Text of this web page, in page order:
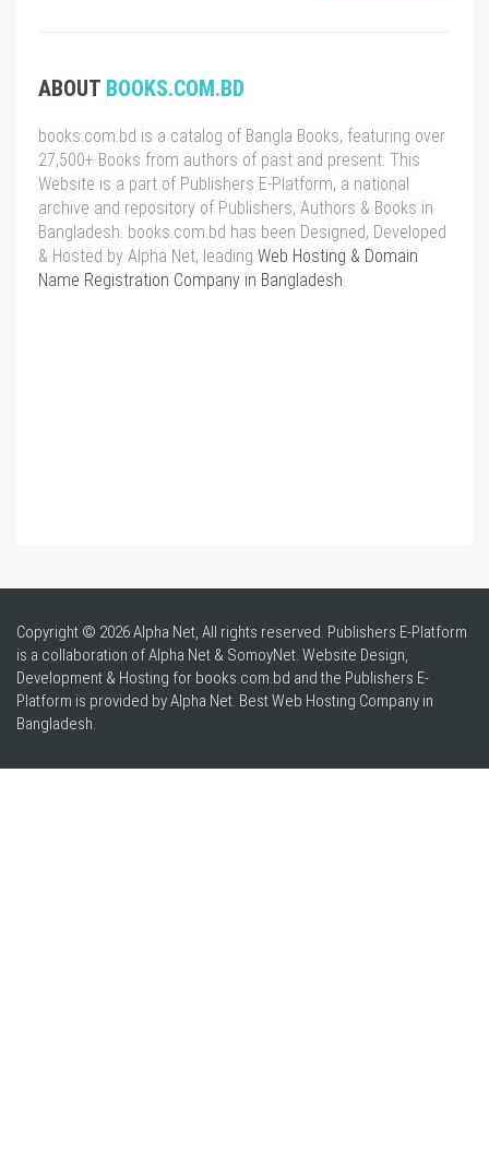
ABOUT BOOKS.COM.BD
books.com.bd is a catalog of Bangla Books, featuring over
27,500+ Books from authors of past and present. This
Website is a part of Publishers E-Platform, a national
archive and repository of Publishers, Authors & Books in
Bangladesh. books.com.bd has been Designed, Developed
& Hosted by Alpha Net, leading Web Hosting & Domain
Name Registration Company in Bangladesh
Copyright © 2026 Alpha Net, All rights reserved. Publishers E-Platform
is a collaboration of Alpha Net & SomoyNet. Website Design,
Development & Hosting for books.com.bd and the Publishers E-
Platform is provided by Alpha Net. BestWeb Hosting Company in
Bangladesh.